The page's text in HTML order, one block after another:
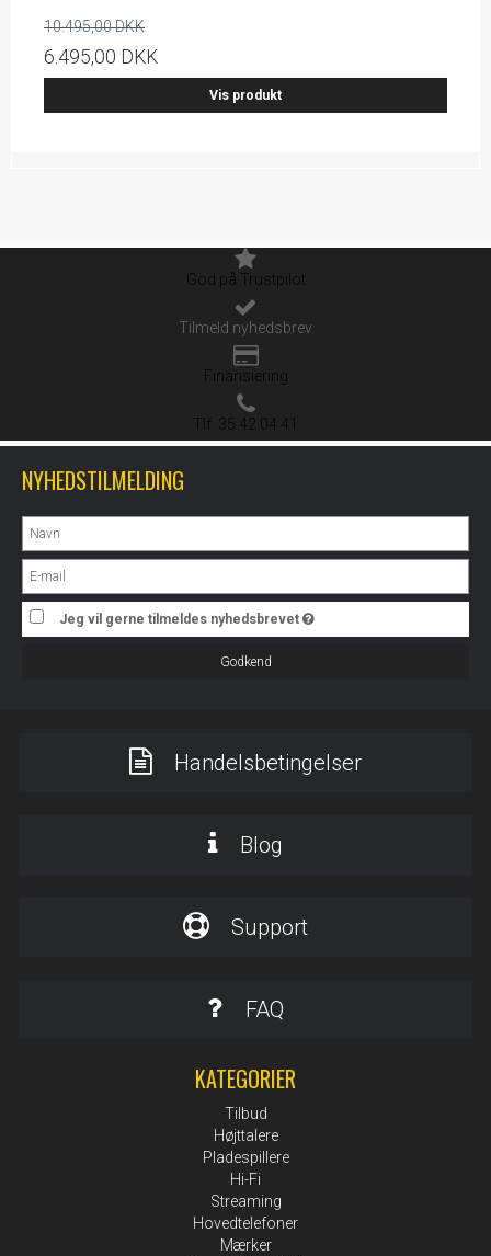
10.495,00 DKK
6.495,00 DKK
Vis produkt
God på Trustpilot
Tilmeld nyhedsbrev
Finansiering
Tlf. 35 42 04 41
NYHEDSTILMELDING
Jeg vil gerne tilmeldes nyhedsbrevet
Godkend
Handelsbetingelser
Blog
Support
FAQ
KATEGORIER
Tilbud
Højttalere
Pladespillere
Hi-Fi
Streaming
Hovedtelefoner
Mærker